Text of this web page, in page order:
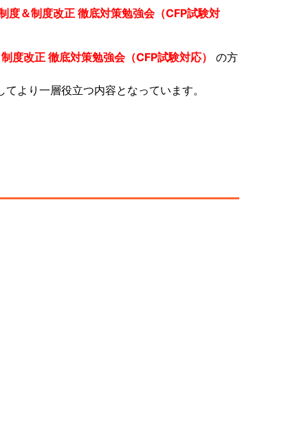
度＆制度改正 徹底対策勉強会（CFP試験対
度改正 徹底対策勉強会（CFP試験対応） の方
より一層役立つ内容となっています。